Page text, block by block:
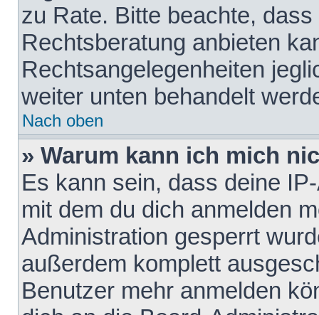
zu Rate. Bitte beachte,
Rechtsberatung anbieten
Rechtsangelegenheiten
weiter unten behandelt
Nach oben
» Warum kann ich mich
Es kann sein, dass deine
mit dem du dich anmelden
Administration gesperrt
außerdem komplett
Benutzer mehr anmelden